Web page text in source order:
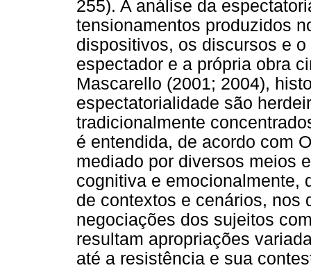
255). A análise da
tensionamentos produzidos
dispositivos, os discursos e
espectador e a própria obra
Mascarello (2001; 2004),
espectatorialidade são
tradicionalmente
é entendida, de acordo com
mediado por diversos meios
cognitiva e emocionalmente,
de contextos e cenários, nos
negociações dos sujeitos
resultam apropriações
até a resistência e sua